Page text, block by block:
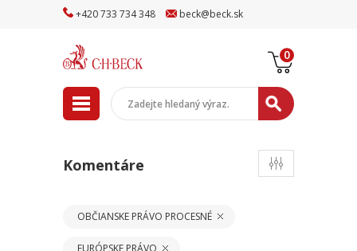
+420733 734348 beck@beck.sk
0
Komentáre
OBČIANSKE PRÁVO PROCESNÉ
EURÓPSKE PRÁVO